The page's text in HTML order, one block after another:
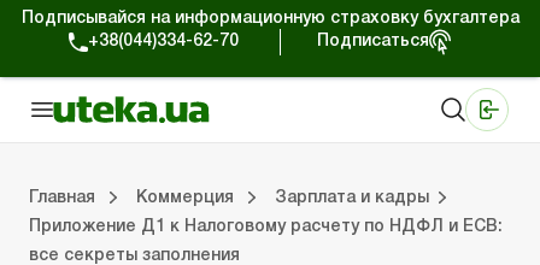
Подписывайся на информационную страховку бухгалтера
+38(044)334-62-70
Подписаться
Главная Коммерция
Зарплата и кадры
Приложение Д1 к Налоговому расчету по НДФЛ и ЕСВ:
все секреты заполнения